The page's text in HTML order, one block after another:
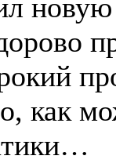
как